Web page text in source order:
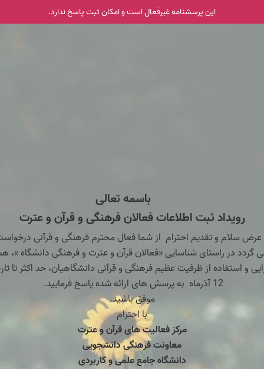
این پرسشنامه غیر‌فعال است و امکان ثبت پاسخ ندارد.
باسمه تعالی
رویداد ثبت اطلاعات فعالان فرهنگی و قرآن و عترت
عرض سلام و تقدیم احترام از شما فعال محترم فرهنگی و قرآنی
گردد در راستای شناسایی «فعالان قرآن و عترت و فرهنگی دانشگاه »،
و استفاده از ظرفیت عظیم فرهنگی و قرآنی دانشگاهیان، حد اکثر تا
12 آذرماه به پرسش های ارائه شده پاسخ فرمایید.
موفق باشید.
با احترام
مرکز فعالیت های قرآن و عترت
معاونت فرهنگی دانشجویی
دانشگاه جامع علمی و کاربردی